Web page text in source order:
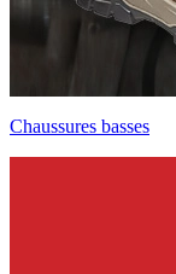
Chaussures basses